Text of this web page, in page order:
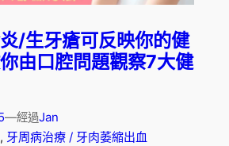
/生牙瘡可反映你的健
由口腔問題觀察7大健
—經過Jan
, 牙周病治療 / 牙肉萎縮出血